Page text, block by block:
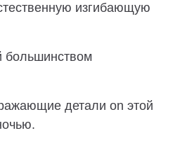
изгибающую
большинством
детали on этой